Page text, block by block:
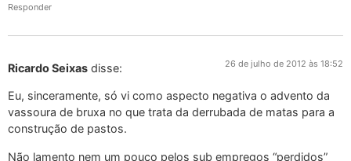
Responder
Ricardo Seixas disse: 26 de julho de 2012 às 18:52
Eu, sinceramente, só vi como aspecto negativa o advento da
vassoura de bruxa no que trata da derrubada de matas para a
construção de pastos.
Não lamento nem um pouco pelos sub empregos “perdidos”